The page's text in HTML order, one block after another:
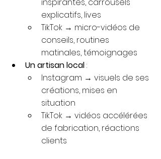
explicatifs, lives
TikTok → micro-vidéos de
conseils, routines
matinales, témoignages
Un artisan local :
Instagram → visuels de ses
créations, mises en
situation
TikTok → vidéos accélérées
de fabrication, réactions
clients